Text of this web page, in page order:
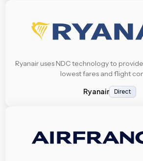
Ryanair uses NDC technology to
lowest fares and flight
Ryanair Direct